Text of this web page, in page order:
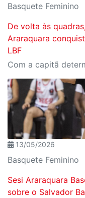
Basquete Feminino
De volta às
Araraquara
LBF
13/05/2026
Basquete Feminino
Sesi Araraquara
sobre o Salvador